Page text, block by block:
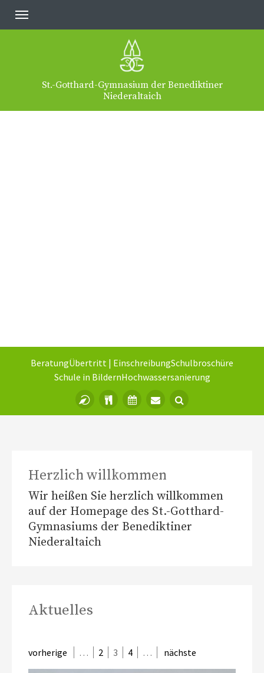
St.-Gotthard-Gymnasium der Benediktiner
Niederaltaich
BeratungÜbertritt | EinschreibungSchulbroschüre
Schule in BildernHochwassersanierung
Herzlich willkommen
Wir heißen Sie herzlich willkommen
auf der Homepage des St.-Gotthard-
Gymnasiums der Benediktiner
Niederaltaich
Aktuelles
vorherige … 2 3 4 … nächste